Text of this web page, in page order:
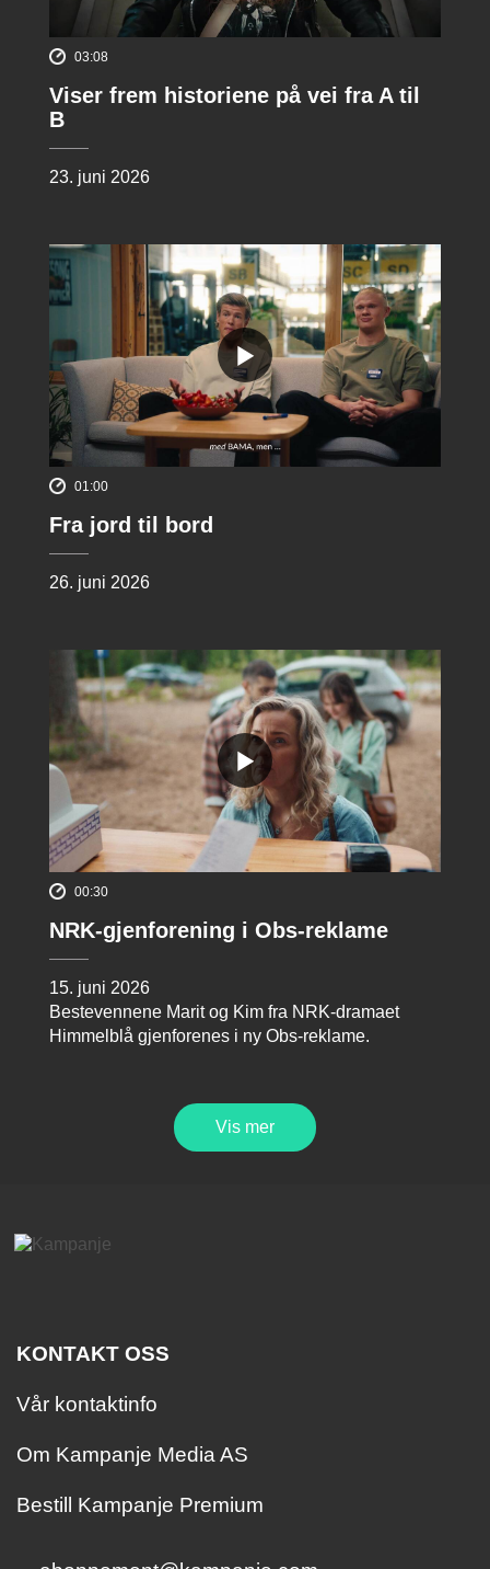
03:08
Viser frem historiene på vei fra A til
B
23. juni 2026
01:00
Fra jord til bord
26. juni 2026
00:30
NRK-gjenforening i Obs-reklame
15. juni 2026
Bestevennene Marit og Kim fra NRK-dramaet
Himmelblå gjenforenes i ny Obs-reklame.
Vis mer
KONTAKT OSS
Vår kontaktinfo
Om Kampanje Media AS
Bestill Kampanje Premium